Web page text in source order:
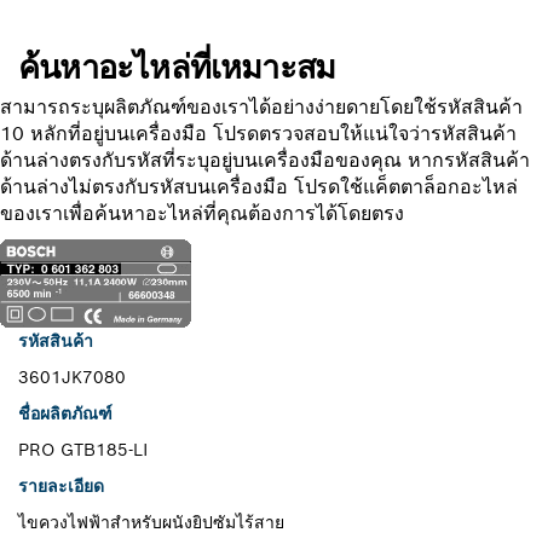
ค้นหาอะไหล่ที่เหมาะสม
สามารถระบุผลิตภัณฑ์ของเราได้อย่างง่ายดายโดยใช้รหัสสินค้า
10 หลักที่อยู่บนเครื่องมือ โปรดตรวจสอบให้แน่ใจว่ารหัสสินค้า
ด้านล่างตรงกับรหัสที่ระบุอยู่บนเครื่องมือของคุณ หากรหัสสินค้า
ด้านล่างไม่ตรงกับรหัสบนเครื่องมือ โปรดใช้แค็ตตาล็อกอะไหล่
ของเราเพื่อค้นหาอะไหล่ที่คุณต้องการได้โดยตรง
รหัสสินค้า
3601JK7080
ชื่อผลิตภัณฑ์
PRO GTB185-LI
รายละเอียด
ไขควงไฟฟ้าสำหรับผนังยิปซัมไร้สาย